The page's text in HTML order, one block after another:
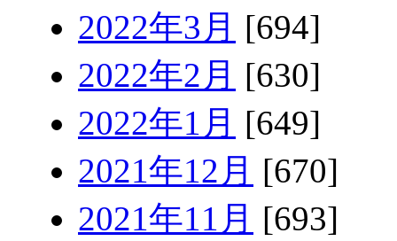
2022年3月 [694]
2022年2月 [630]
2022年1月 [649]
2021年12月 [670]
2021年11月 [693]